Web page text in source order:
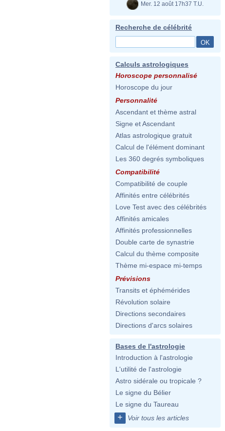
Mer. 12 août 17h37 T.U.
Recherche de célébrité
Calculs astrologiques
Horoscope personnalisé
Horoscope du jour
Personnalité
Ascendant et thème astral
Signe et Ascendant
Atlas astrologique gratuit
Calcul de l'élément dominant
Les 360 degrés symboliques
Compatibilité
Compatibilité de couple
Affinités entre célébrités
Love Test avec des célébrités
Affinités amicales
Affinités professionnelles
Double carte de synastrie
Calcul du thème composite
Thème mi-espace mi-temps
Prévisions
Transits et éphémérides
Révolution solaire
Directions secondaires
Directions d'arcs solaires
Bases de l'astrologie
Introduction à l'astrologie
L'utilité de l'astrologie
Astro sidérale ou tropicale ?
Le signe du Bélier
Le signe du Taureau
+ Voir tous les articles